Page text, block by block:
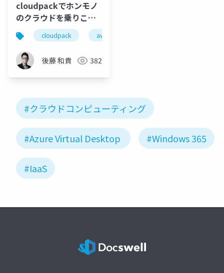
cloudpackでホンモノ
のクラウドを乗りこな
そう
cloudpack aws
後藤 和貴 382
#クラウドコンピューティング
#Azure Virtual Desktop #Windows 365
#IaaS